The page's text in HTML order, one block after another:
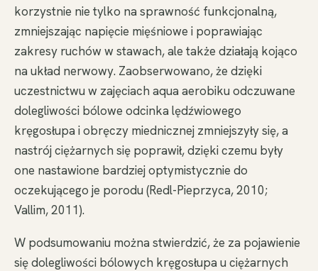
korzystnie nie tylko na sprawność funkcjonalną,
zmniejszając napięcie mięśniowe i poprawiając
zakresy ruchów w stawach, ale także działają kojąco
na układ nerwowy. Zaobserwowano, że dzięki
uczestnictwu w zajęciach aqua aerobiku odczuwane
dolegliwości bólowe odcinka lędźwiowego
kręgosłupa i obręczy miednicznej zmniejszyły się, a
nastrój ciężarnych się poprawił, dzięki czemu były
one nastawione bardziej optymistycznie do
oczekującego je porodu (Redl-Pieprzyca, 2010;
Vallim, 2011).
W podsumowaniu można stwierdzić, że za pojawienie
się dolegliwości bólowych kręgosłupa u ciężarnych